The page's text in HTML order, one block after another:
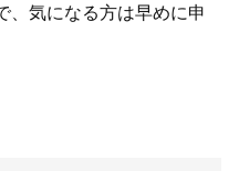
、気になる方は早めに申